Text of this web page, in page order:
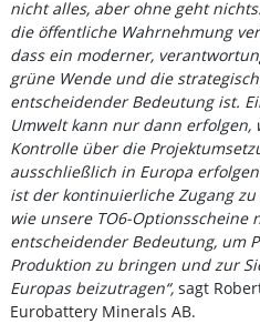
nicht alles, aber ohne geht
die öffentliche Wahrnehmung
dass ein moderner,
grüne Wende und die
entscheidender Bedeutung ist.
Umwelt kann nur dann erfolgen,
Kontrolle über die
ausschließlich in Europa
ist der kontinuierliche Zugang
wie unsere TO6-
entscheidender Bedeutung, um
Produktion zu bringen und zur
Europas beizutragen“, sagt
Eurobattery Minerals AB.